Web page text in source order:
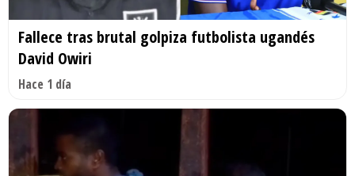
Fallece tras brutal golpiza futbolista ugandés
David Owiri
Hace 1 día